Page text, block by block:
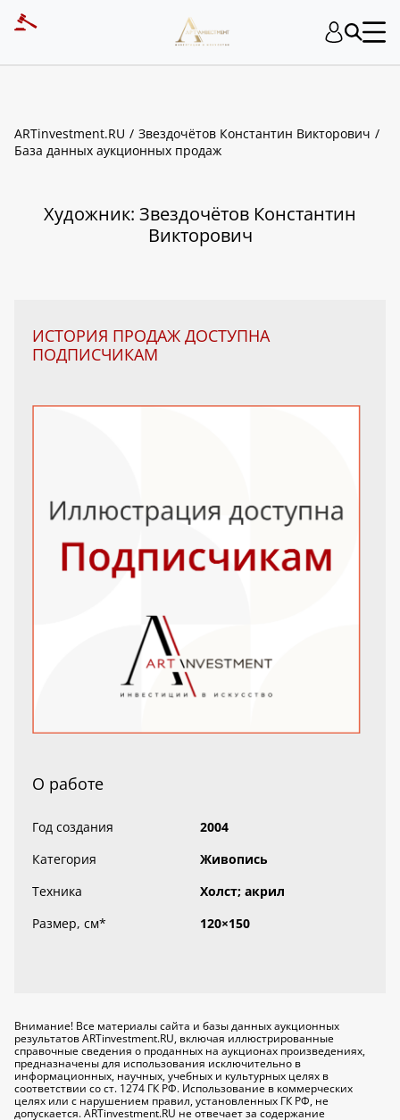
ARTinvestment.RU
Звездочётов Константин Викторович
База данных аукционных продаж
Художник: Звездочётов Константин
Викторович
ИСТОРИЯ ПРОДАЖ ДОСТУПНА
ПОДПИСЧИКАМ
О работе
Год создания
2004
Категория
Живопись
Техника
Холст; акрил
Размер, см* 120×150
Внимание! Все материалы сайта и базы данных аукционных
результатов ARTinvestment.RU, включая иллюстрированные
справочные сведения о проданных на аукционах произведениях,
предназначены для использования исключительно в
информационных, научных, учебных и культурных целях в
соответствии со ст. 1274 ГК РФ. Использование в коммерческих
целях или с нарушением правил, установленных ГК РФ, не
допускается. ARTinvestment.RU не отвечает за содержание